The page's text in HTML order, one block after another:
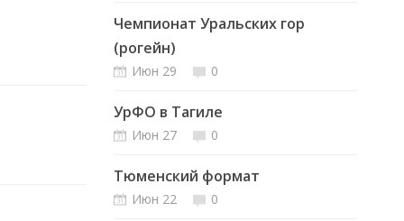
Чемпионат Уральских гор
(рогейн)
Июн 29 0
УрФО в Тагиле
Июн 27 0
Тюменский формат
Июн 22 0